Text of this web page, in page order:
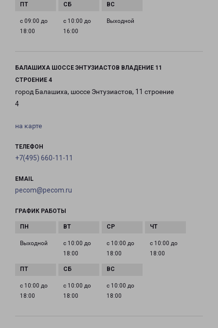
с 09:00 до
18:00
с 10:00 до
16:00
Выходной
БАЛАШИХА ШОССЕ ЭНТУЗИАСТОВ ВЛАДЕНИЕ 11
СТРОЕНИЕ 4
город Балашиха, шоссе Энтузиастов, 11 строение
4
на карте
ТЕЛЕФОН
+7(495) 660-11-11
EMAIL
pecom@pecom.ru
ГРАФИК РАБОТЫ
Выходной
с 10:00 до
18:00
с 10:00 до
18:00
с 10:00 до
18:00
с 10:00 до
18:00
с 10:00 до
18:00
с 10:00 до
18:00